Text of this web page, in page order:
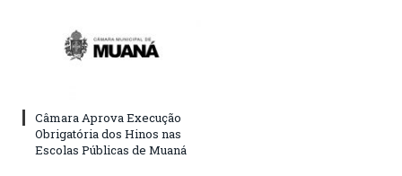
Câmara Aprova Execução
Obrigatória dos Hinos nas
Escolas Públicas de Muaná